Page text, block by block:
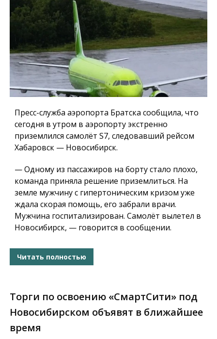
Пресс-служба аэропорта Братска сообщила, что
сегодня в утром в аэропорту экстренно
приземлился самолёт S7, следовавший рейсом
Хабаровск — Новосибирск.
— Одному из пассажиров на борту стало плохо,
команда приняла решение приземлиться. На
земле мужчину с гипертоническим кризом уже
ждала скорая помощь, его забрали врачи.
Мужчина госпитализирован. Самолёт вылетел в
Новосибирск, — говорится в сообщении.
Читать полностью
Торги по освоению «СмартСити» под
Новосибирском объявят в ближайшее
время